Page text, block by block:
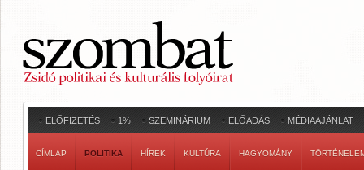
ELŐFIZETÉS 1% SZEMINÁRIUM ELŐADÁS MÉDIAAJÁNLAT
CÍMLAP POLITIKA HÍREK KULTÚRA HAGYOMÁNY